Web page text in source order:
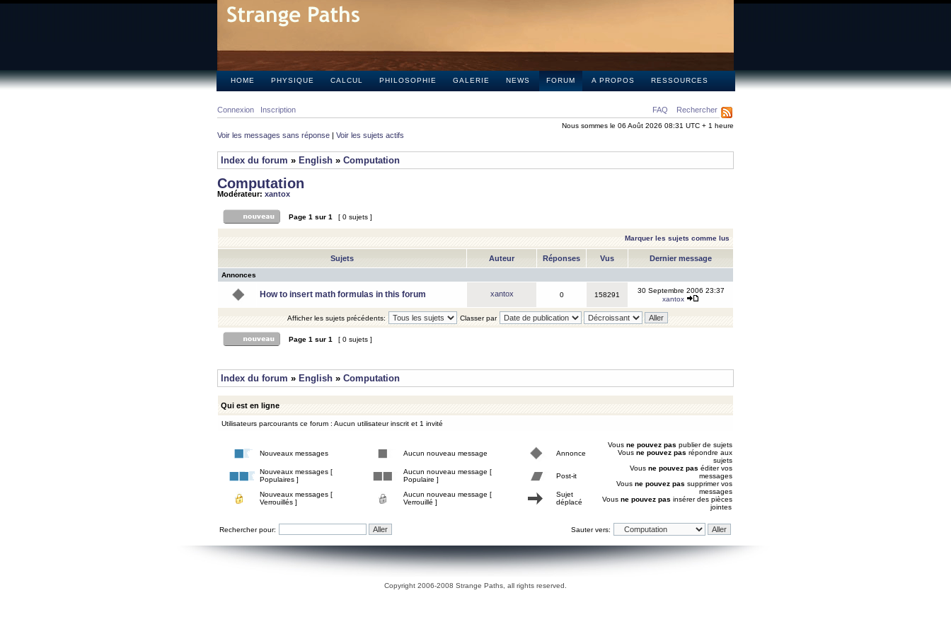
HOME PHYSIQUE CALCUL PHILOSOPHIE GALERIE NEWS FORUM A PROPOS RESSOURCES
FAQ Rechercher
Connexion Inscription
Nous sommes le 06 Août 2026 08:31 UTC + 1 heure
Voir les messages sans réponse | Voir les sujets actifs
Index du forum » English » Computation
Computation
Modérateur: xantox
Page 1 sur 1 [ 0 sujets ]
Marquer les sujets comme lus
Sujets Auteur Réponses Vus Dernier message
Annonces
How to insert math formulas in this forum xantox 0 158291
30 Septembre 2006 23:37
xantox
Afficher les sujets précédents: Classer par
Page 1 sur 1 [ 0 sujets ]
Index du forum » English » Computation
Qui est en ligne
Utilisateurs parcourants ce forum : Aucun utilisateur inscrit et 1 invité
Nouveaux messages Aucun nouveau message Annonce
Nouveaux messages [
Populaires ]
Aucun nouveau message [
Populaire ]
Post-it
Nouveaux messages [
Verrouillés ]
Aucun nouveau message [
Verrouillé ]
Sujet
déplacé
Vous ne pouvez pas publier de sujets
Vous ne pouvez pas répondre aux
sujets
Vous ne pouvez pas éditer vos
messages
Vous ne pouvez pas supprimer vos
messages
Vous ne pouvez pas insérer des pièces
jointes
Rechercher pour: Sauter vers:
Copyright 2006-2008 Strange Paths, all rights reserved.